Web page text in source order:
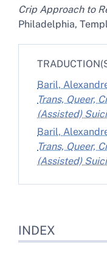
Crip Approach to
Philadelphia,
Baril,
Trans, Queer,
(Assisted)
Baril,
Trans, Queer,
(Assisted)
Texte
Notes
INDEX